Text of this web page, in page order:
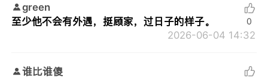
green
至少他不会有外遇，挺顾家，过日子的样子。
2026-06-04 14:32
0
谁比谁傻